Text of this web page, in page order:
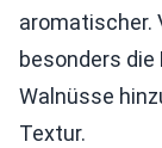
aromatischer.
besonders die
Walnüsse
Textur.